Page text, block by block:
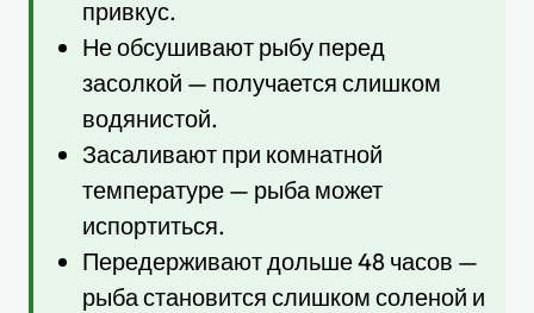
привкус.
Не обсушивают рыбу перед
засолкой — получается слишком
водянистой.
Засаливают при комнатной
температуре — рыба может
испортиться.
Передерживают дольше 48 часов —
рыба становится слишком соленой и